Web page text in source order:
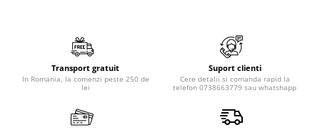
Transport gratuit
In Romania, la comenzi peste 250 de
lei
Suport clienti
Cere detalii si comanda rapid la
telefon 0738663779 sau whatshapp